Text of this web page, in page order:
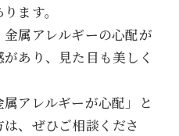
ます。
属アレルギーの心配が
あり、見た目も美しく
属アレルギーが心配」と
、ぜひご相談くださ